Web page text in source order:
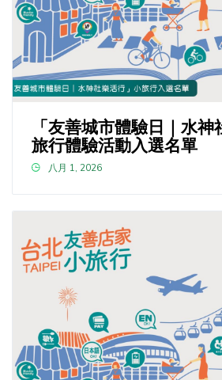
「友善城市體驗日｜水
旅行體驗活動入選名單
八月 1, 2026